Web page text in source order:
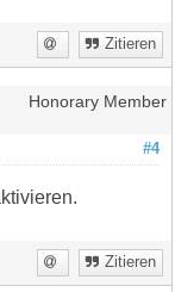
Zitieren
Honorary Member
#4
Zitieren